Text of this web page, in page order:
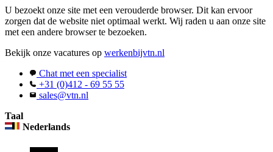
U bezoekt onze site met een verouderde browser. Dit kan ervoor
zorgen dat de website niet optimaal werkt. Wij raden u aan onze site
met een andere browser te bezoeken.
Bekijk onze vacatures op werkenbijvtn.nl
Chat met een specialist
+31 (0)412 - 69 55 55
sales@vtn.nl
Taal
Nederlands